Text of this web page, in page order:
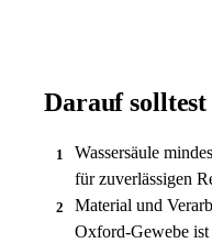
Darauf
1
Wassersäule
für zuverlässigen
2
Material und
Oxford-Gewebe